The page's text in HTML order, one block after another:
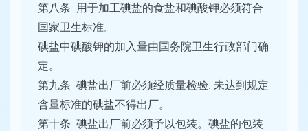
第八条 用于加工碘盐的食盐和碘酸钾必须符合
国家卫生标准。
碘盐中碘酸钾的加入量由国务院卫生行政部门确
定。
第九条 碘盐出厂前必须经质量检验, 未达到规定
含量标准的碘盐不得出厂。
第十条 碘盐出厂前必须予以包装。碘盐的包装